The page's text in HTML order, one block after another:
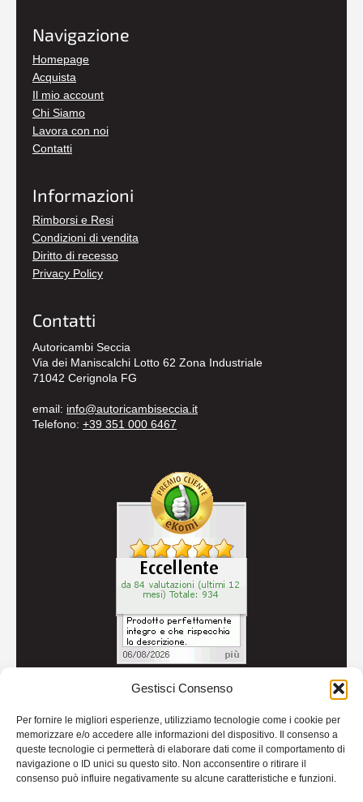
Gestisci Consenso
Per fornire le migliori esperienze, utilizziamo tecnologie come i cookie per
memorizzare e/o accedere alle informazioni del dispositivo. Il consenso a
queste tecnologie ci permetterà di elaborare dati come il comportamento di
navigazione o ID unici su questo sito. Non acconsentire o ritirare il
consenso può influire negativamente su alcune caratteristiche e funzioni.
Navigazione
Homepage
Acquista
Il mio account
Chi Siamo
Lavora con noi
Contatti
Informazioni
Rimborsi e Resi
Condizioni di vendita
Diritto di recesso
Privacy Policy
Contatti
Autoricambi Seccia
Via dei Maniscalchi Lotto 62 Zona Industriale
71042 Cerignola FG
email: info@autoricambiseccia.it
Telefono: +39 351 000 6467
Credits